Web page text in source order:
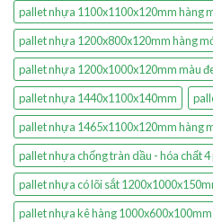
pallet nhựa 1100x1100x120mm hàng
pallet nhựa 1200x800x120mm hàng
pallet nhựa 1200x1000x120mm màu
pallet nhựa 1440x1100x140mm
pallet nhựa 1465x1100x120mm hàng
pallet nhựa chống tràn dầu - hóa chất
pallet nhựa có lõi sắt
pallet nhựa kê hàng